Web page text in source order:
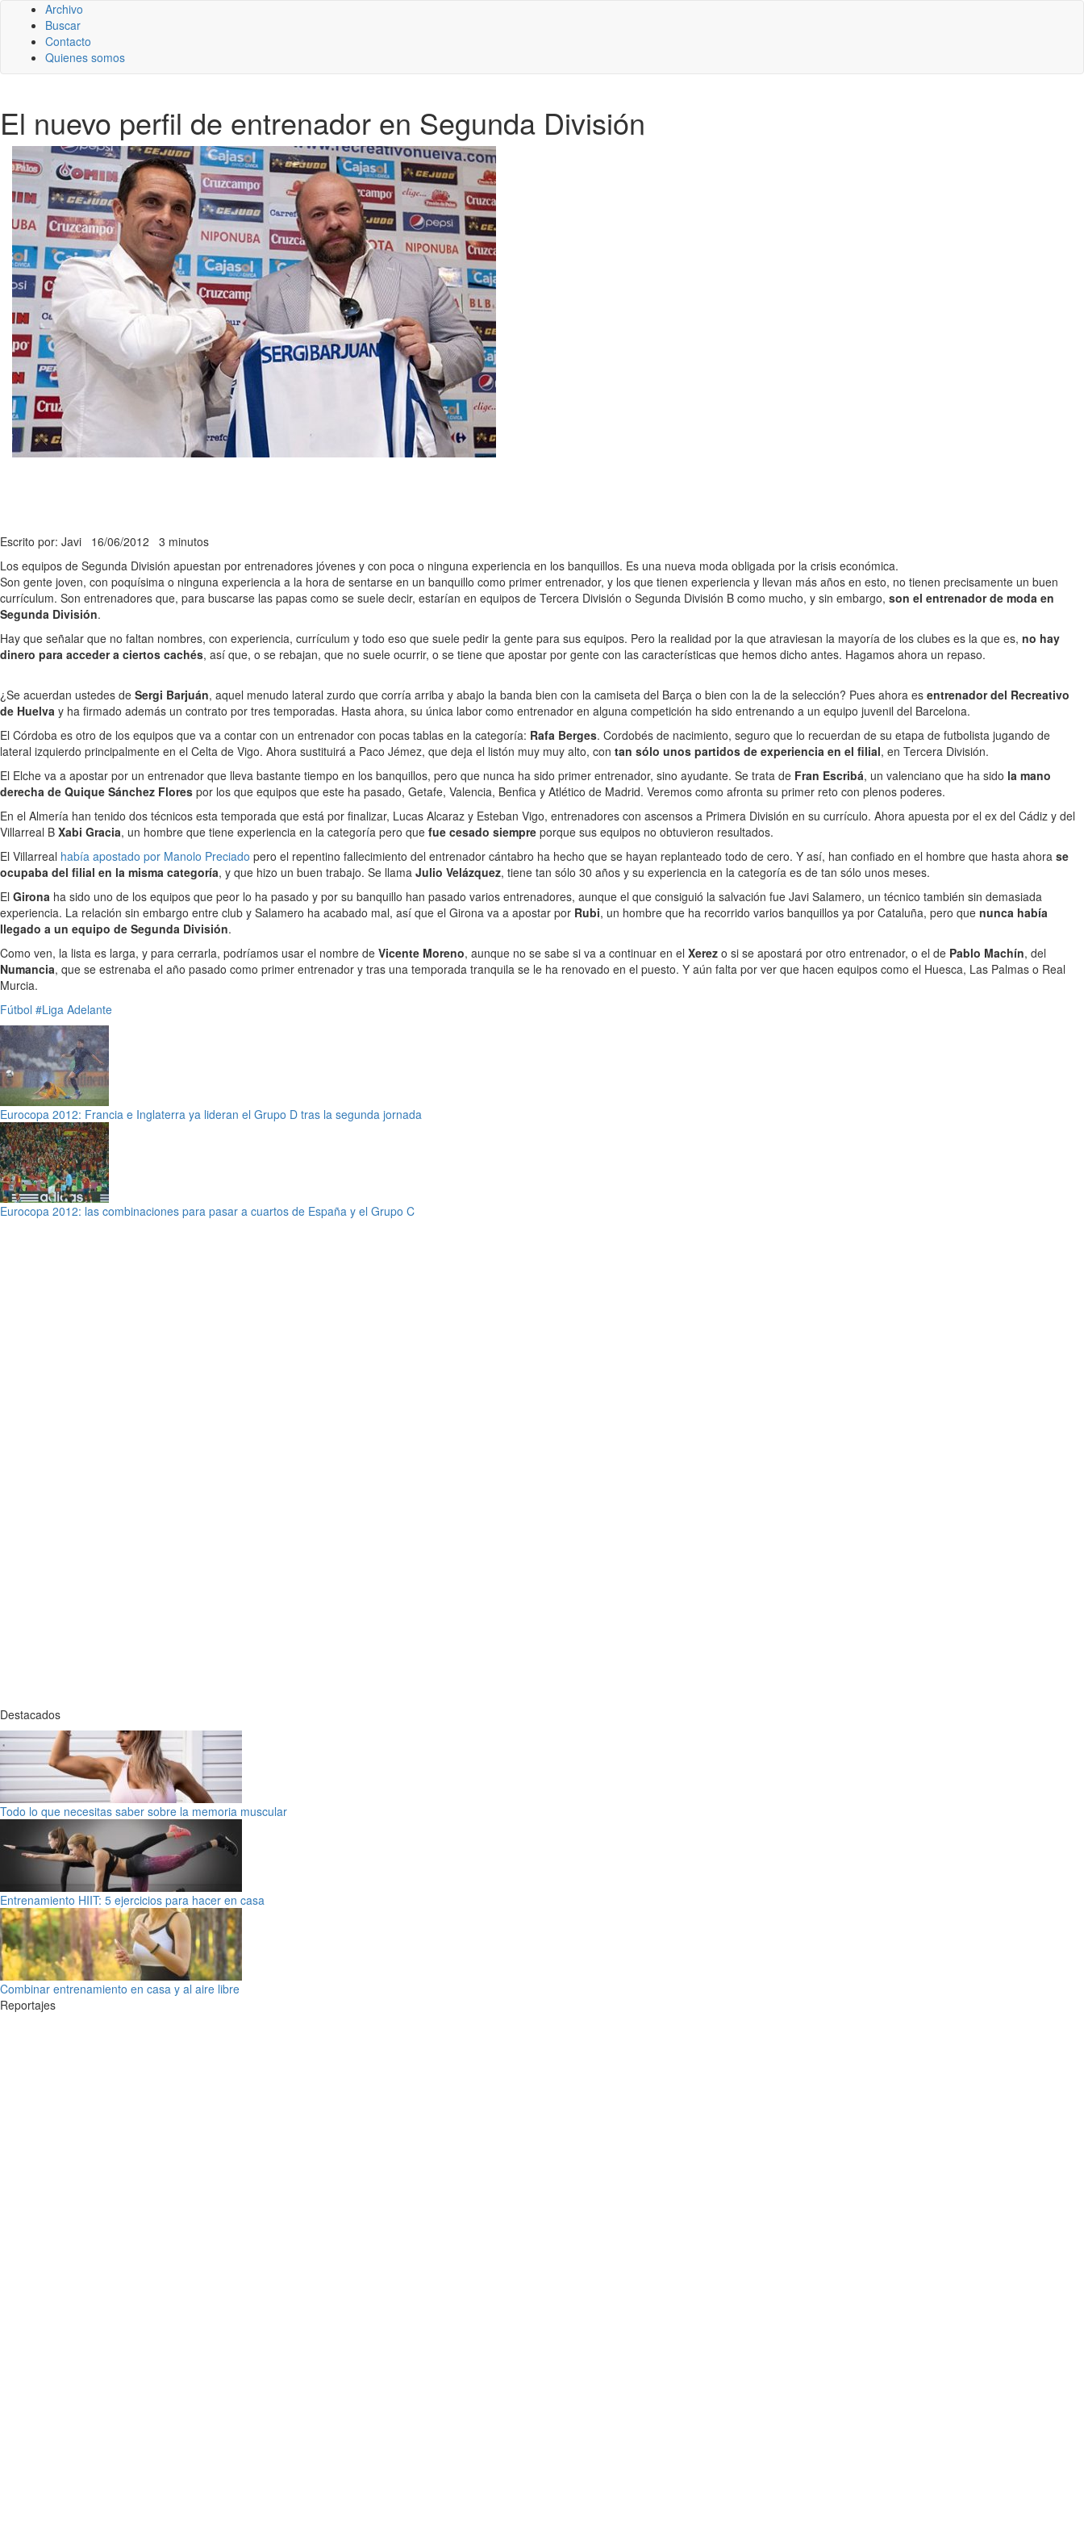
Archivo
Buscar
Contacto
Quienes somos
El nuevo perfil de entrenador en Segunda División
Escrito por: Javi 16/06/2012 3 minutos
Los equipos de Segunda División apuestan por entrenadores jóvenes y con poca o ninguna experiencia en los banquillos. Es una nueva moda obligada por la crisis económica.
Son gente joven, con poquísima o ninguna experiencia a la hora de sentarse en un banquillo como primer entrenador, y los que tienen experiencia y llevan más años en esto, no tienen precisamente un buen
currículum. Son entrenadores que, para buscarse las papas como se suele decir, estarían en equipos de Tercera División o Segunda División B como mucho, y sin embargo, son el entrenador de moda en
Segunda División.
Hay que señalar que no faltan nombres, con experiencia, currículum y todo eso que suele pedir la gente para sus equipos. Pero la realidad por la que atraviesan la mayoría de los clubes es la que es, no hay
dinero para acceder a ciertos cachés, así que, o se rebajan, que no suele ocurrir, o se tiene que apostar por gente con las características que hemos dicho antes. Hagamos ahora un repaso.
¿Se acuerdan ustedes de Sergi Barjuán, aquel menudo lateral zurdo que corría arriba y abajo la banda bien con la camiseta del Barça o bien con la de la selección? Pues ahora es entrenador del Recreativo
de Huelva y ha firmado además un contrato por tres temporadas. Hasta ahora, su única labor como entrenador en alguna competición ha sido entrenando a un equipo juvenil del Barcelona.
El Córdoba es otro de los equipos que va a contar con un entrenador con pocas tablas en la categoría: Rafa Berges. Cordobés de nacimiento, seguro que lo recuerdan de su etapa de futbolista jugando de
lateral izquierdo principalmente en el Celta de Vigo. Ahora sustituirá a Paco Jémez, que deja el listón muy muy alto, con tan sólo unos partidos de experiencia en el filial, en Tercera División.
El Elche va a apostar por un entrenador que lleva bastante tiempo en los banquillos, pero que nunca ha sido primer entrenador, sino ayudante. Se trata de Fran Escribá, un valenciano que ha sido la mano
derecha de Quique Sánchez Flores por los que equipos que este ha pasado, Getafe, Valencia, Benfica y Atlético de Madrid. Veremos como afronta su primer reto con plenos poderes.
En el Almería han tenido dos técnicos esta temporada que está por finalizar, Lucas Alcaraz y Esteban Vigo, entrenadores con ascensos a Primera División en su currículo. Ahora apuesta por el ex del Cádiz y del
Villarreal B Xabi Gracia, un hombre que tiene experiencia en la categoría pero que fue cesado siempre porque sus equipos no obtuvieron resultados.
El Villarreal había apostado por Manolo Preciado pero el repentino fallecimiento del entrenador cántabro ha hecho que se hayan replanteado todo de cero. Y así, han confiado en el hombre que hasta ahora se
ocupaba del filial en la misma categoría, y que hizo un buen trabajo. Se llama Julio Velázquez, tiene tan sólo 30 años y su experiencia en la categoría es de tan sólo unos meses.
El Girona ha sido uno de los equipos que peor lo ha pasado y por su banquillo han pasado varios entrenadores, aunque el que consiguió la salvación fue Javi Salamero, un técnico también sin demasiada
experiencia. La relación sin embargo entre club y Salamero ha acabado mal, así que el Girona va a apostar por Rubi, un hombre que ha recorrido varios banquillos ya por Cataluña, pero que nunca había
llegado a un equipo de Segunda División.
Como ven, la lista es larga, y para cerrarla, podríamos usar el nombre de Vicente Moreno, aunque no se sabe si va a continuar en el Xerez o si se apostará por otro entrenador, o el de Pablo Machín, del
Numancia, que se estrenaba el año pasado como primer entrenador y tras una temporada tranquila se le ha renovado en el puesto. Y aún falta por ver que hacen equipos como el Huesca, Las Palmas o Real
Murcia.
Fútbol #Liga Adelante
Eurocopa 2012: Francia e Inglaterra ya lideran el Grupo D tras la segunda jornada
Eurocopa 2012: las combinaciones para pasar a cuartos de España y el Grupo C
Destacados
Todo lo que necesitas saber sobre la memoria muscular
Entrenamiento HIIT: 5 ejercicios para hacer en casa
Combinar entrenamiento en casa y al aire libre
Reportajes